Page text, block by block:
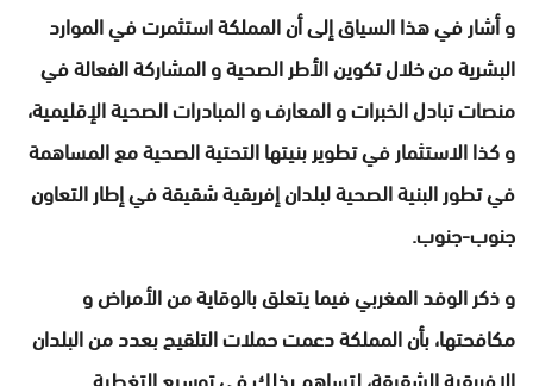
و أشار في هذا السياق إلى أن المملكة استثمرت في الموارد
البشرية من خلال تكوين الأطر الصحية و المشاركة الفعالة في
منصات تبادل الخبرات و المعارف و المبادرات الصحية الإقليمية،
و كذا الاستثمار في تطوير بنيتها التحتية الصحية مع المساهمة
في تطور البنية الصحية لبلدان إفريقية شقيقة في إطار التعاون
جنوب-جنوب.
و ذكر الوفد المغربي فيما يتعلق بالوقاية من الأمراض و
مكافحتها، بأن المملكة دعمت حملات التلقيح بعدد من البلدان
الإفريقية الشقيقة، لتساهم بذلك في توسيع التغطية